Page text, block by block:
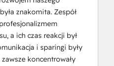
znakomita. Zespół
a ich czas reakcji był
i sparingi były
koncentrowały